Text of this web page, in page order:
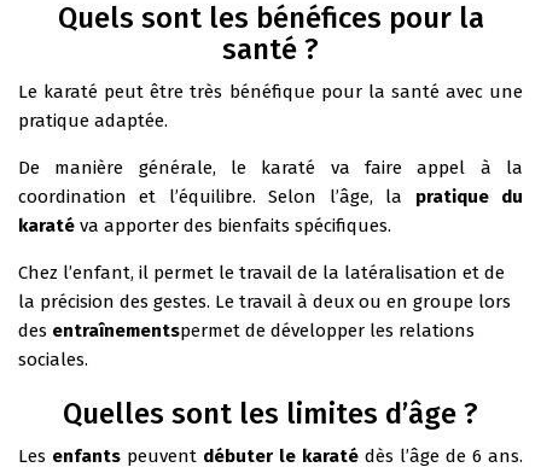
Quels sont les bénéfices pour la
santé ?
Le karaté peut être très bénéfique pour la santé avec une
pratique adaptée.
De manière générale, le karaté va faire appel à la
coordination et l’équilibre. Selon l’âge, la pratique du
karaté va apporter des bienfaits spécifiques.
Chez l’enfant, il permet le travail de la latéralisation et de
la précision des gestes. Le travail à deux ou en groupe lors
des entraînementspermet de développer les relations
sociales.
Quelles sont les limites d’âge ?
Les enfants peuvent débuter le karaté dès l’âge de 6 ans.